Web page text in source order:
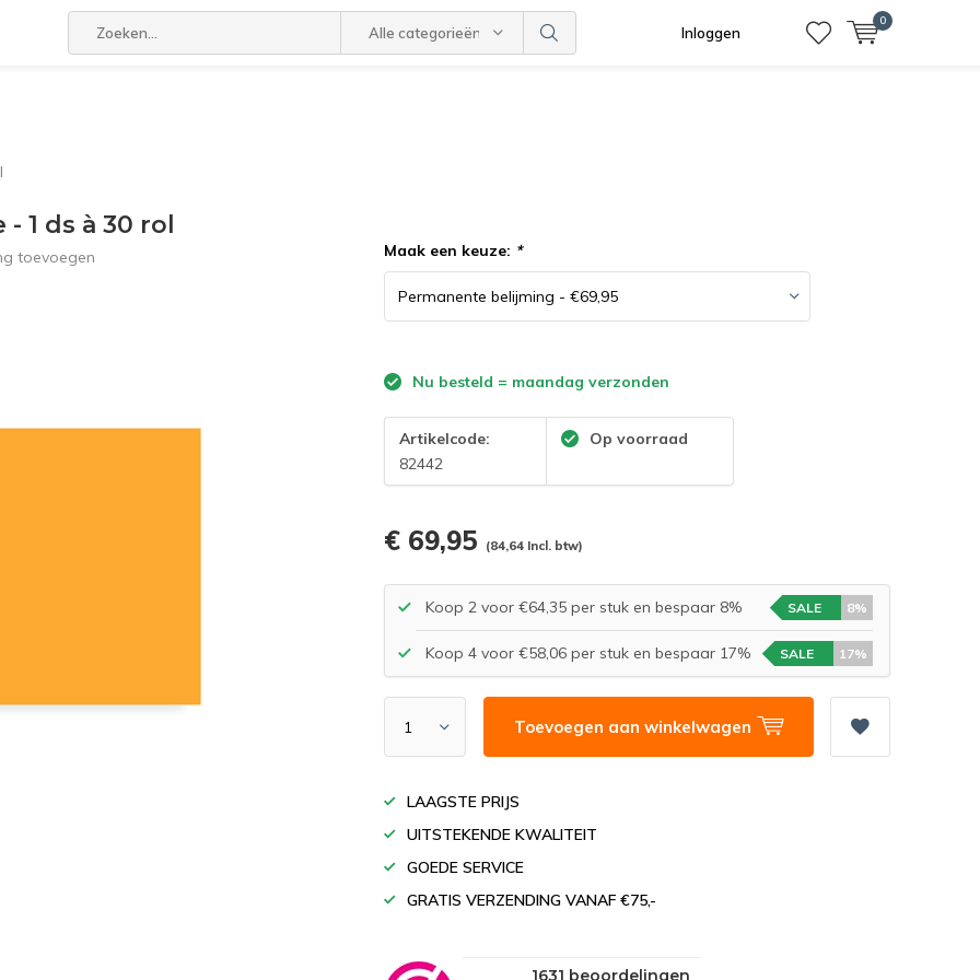
Alle categorieën Inloggen
0
1 ds à 30 rol
toevoegen Maak een keuze: *
Nu besteld = maandag verzonden
Artikelcode:
82442
Op voorraad
€ 69,95 (84,64 Incl. btw)
Koop 2 voor €64,35 per stuk en bespaar 8% SALE 8%
Koop 4 voor €58,06 per stuk en bespaar 17% SALE 17%
Toevoegen aan winkelwagen
LAAGSTE PRIJS
UITSTEKENDE KWALITEIT
GOEDE SERVICE
GRATIS VERZENDING VANAF €75,-
1631 beoordelingen